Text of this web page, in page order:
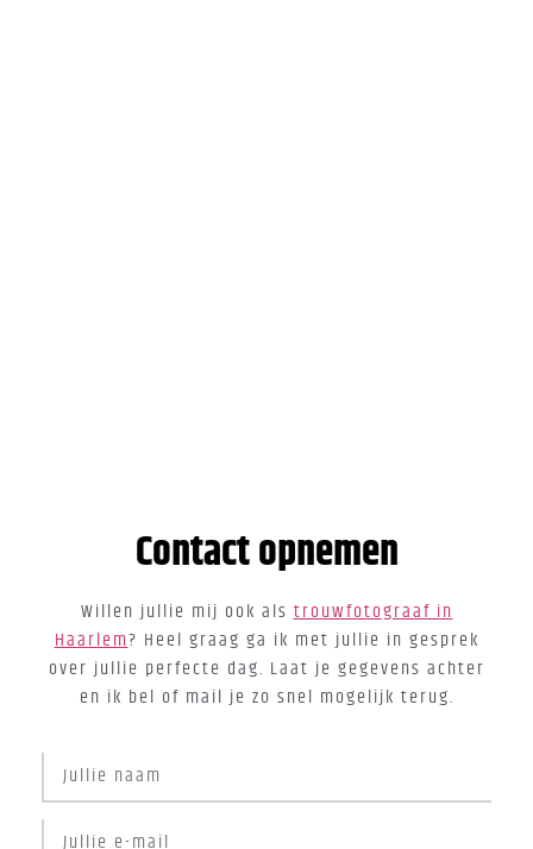
Contact opnemen
Willen jullie mij ook alstrouwfotograaf in
Haarlem? Heel graag ga ik met jullie in gesprek
over jullie perfecte dag. Laat je gegevens achter
en ik bel of mail je zo snel mogelijk terug.